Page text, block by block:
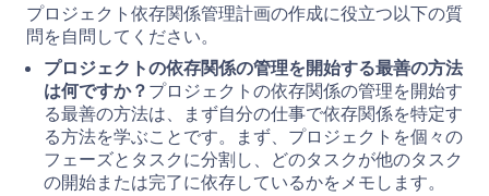
プロジェクト依存関係管理計画の作成に役立つ以下の質
問を自問してください。
プロジェクトの依存関係の管理を開始する最善の方法
は何ですか？プロジェクトの依存関係の管理を開始す
る最善の方法は、まず自分の仕事で依存関係を特定す
る方法を学ぶことです。まず、プロジェクトを個々の
フェーズとタスクに分割し、どのタスクが他のタスク
の開始または完了に依存しているかをメモします。